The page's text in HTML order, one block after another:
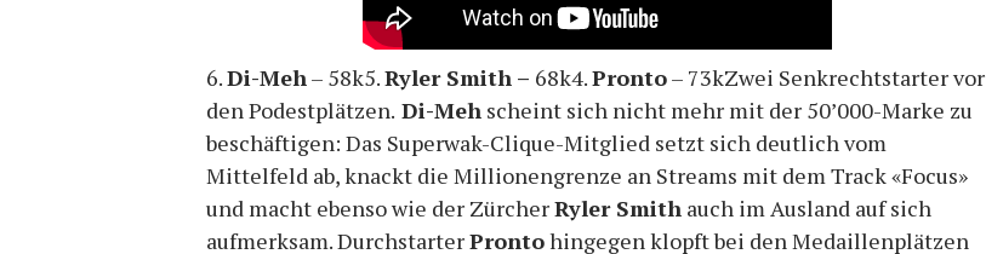
6.Di-Meh – 58k5.Ryler Smith – 68k4.Pronto– 73kZwei Senkrechtstarter vor
den Podestplätzen. Di-Meh scheint sich nicht mehr mit der 50’000-Marke zu
beschäftigen: Das Superwak-Clique-Mitglied setzt sich deutlich vom
Mittelfeld ab, knackt die Millionengrenze an Streams mit dem Track «Focus»
und macht ebenso wie der ZürcherRyler Smith auch im Ausland auf sich
aufmerksam. DurchstarterProntohingegen klopft bei den Medaillenplätzen